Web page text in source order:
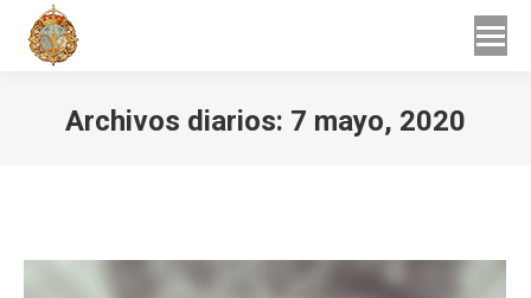
Archivos diarios: 7 mayo, 2020